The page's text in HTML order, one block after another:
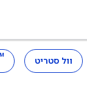
וול סטריט